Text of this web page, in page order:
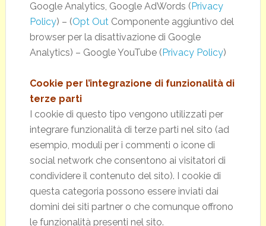
Google Analytics, Google AdWords (Privacy
Policy) – (Opt OutComponente aggiuntivo del
browser per la disattivazione di Google
Analytics) – Google YouTube (Privacy Policy)
Cookie per l’integrazione di funzionalità di
terze parti
I cookie di questo tipo vengono utilizzati per
integrare funzionalità di terze parti nel sito (ad
esempio, moduli per i commenti o icone di
social network che consentono ai visitatori di
condividere il contenuto del sito). I cookie di
questa categoria possono essere inviati dai
domini dei siti partner o che comunque offrono
le funzionalità presenti nel sito.